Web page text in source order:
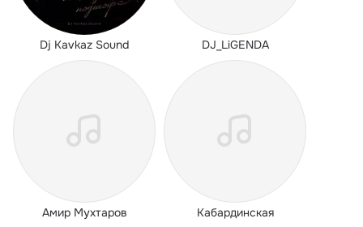
Dj Kavkaz Sound DJ_LiGENDA
Амир Мухтаров Кабардинская